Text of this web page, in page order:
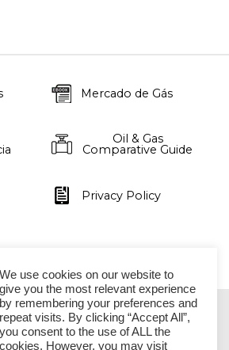
Mercado de Gás
Oil & Gas
Comparative Guide
Privacy Policy
SÃO PAULO
We use cookies on our website to
give you the most relevant experience
by remembering your preferences and
repeat visits. By clicking “Accept All”,
you consent to the use of ALL the
cookies. However, you may visit